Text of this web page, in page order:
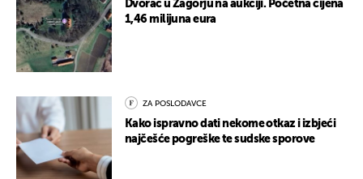
Dvorac u Zagorju na aukciji. Početna cijena
1,46 milijuna eura
ZA POSLODAVCE
Kako ispravno dati nekome otkaz i izbjeći
najčešće pogreške te sudske sporove